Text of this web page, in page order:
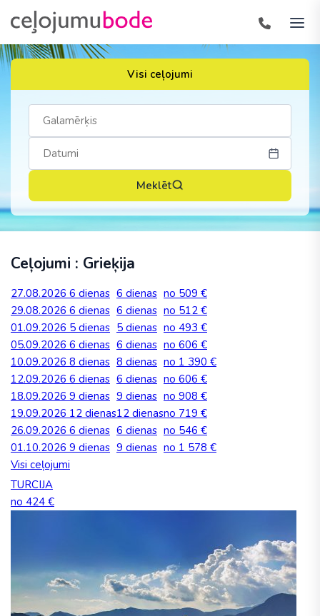
Visi ceļojumi
Meklēt
Ceļojumi : Grieķija
27.08.2026 6 dienas 6 dienas no 509 €
29.08.2026 6 dienas 6 dienas no 512 €
01.09.2026 5 dienas 5 dienas no 493 €
05.09.2026 6 dienas 6 dienas no 606 €
10.09.2026 8 dienas 8 dienas no 1 390 €
12.09.2026 6 dienas 6 dienas no 606 €
18.09.2026 9 dienas 9 dienas no 908 €
19.09.2026 12 dienas12 dienasno 719 €
26.09.2026 6 dienas 6 dienas no 546 €
01.10.2026 9 dienas 9 dienas no 1 578 €
Visi ceļojumi
TURCIJA
no 424 €